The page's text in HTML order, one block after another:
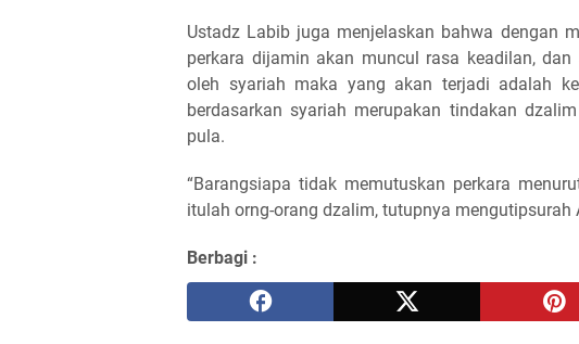
Ustadz Labib juga menjelaskan bahwa dengan
perkara dijamin akan muncul rasa keadilan,
oleh syariah maka yang akan terjadi adalah
berdasarkan syariah merupakan tindakan
pula.
“Barangsiapa tidak memutuskan perkara
itulah orng-orang dzalim, tutupnya mengutipsurah
Berbagi :